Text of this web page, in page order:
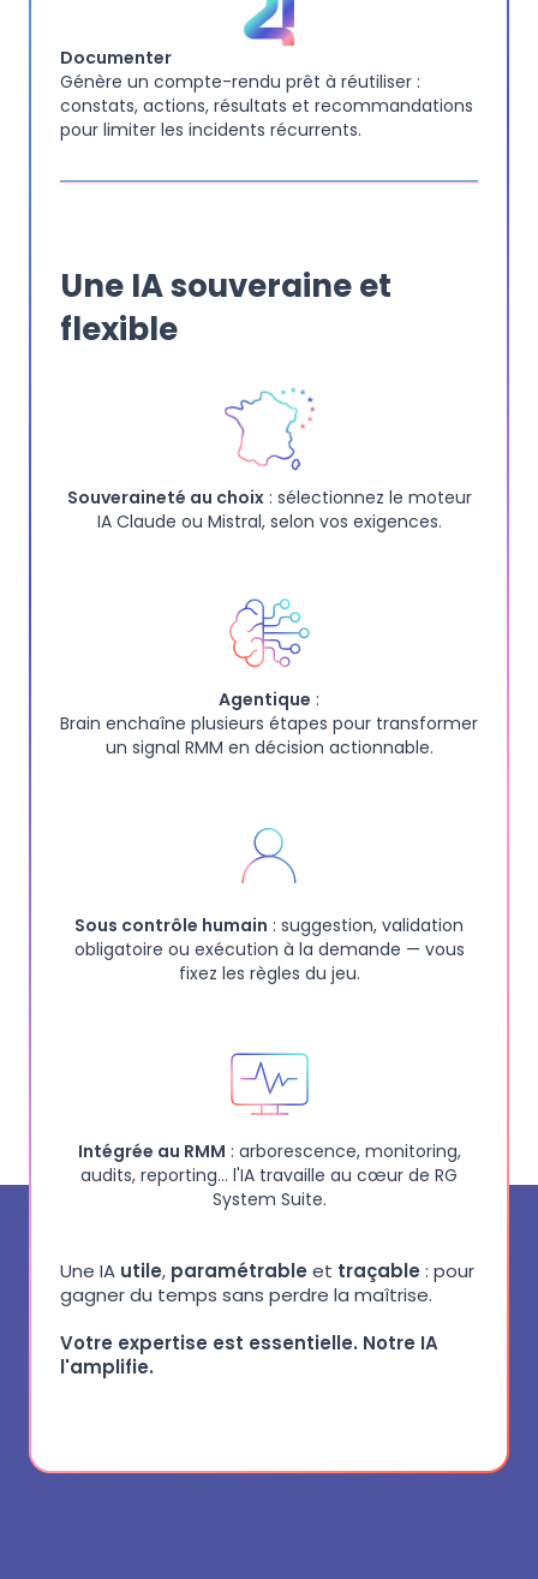
Documenter
Génère un compte-rendu prêt à réutiliser :
constats, actions, résultats et recommandations
pour limiter les incidents récurrents.
Une IA souveraine et
flexible
Souveraineté au choix: sélectionnez le moteur
IA Claude ou Mistral, selon vos exigences.
Agentique :
Brain enchaîne plusieurs étapes pour transformer
un signal RMM en décision actionnable.
Sous contrôle humain : suggestion, validation
obligatoire ou exécution à la demande — vous
fixez les règles du jeu.
Intégrée au RMM : arborescence, monitoring,
audits, reporting… l'IA travaille au cœur de RG
System Suite.
Une IA utile, paramétrable et traçable : pour
gagner du temps sans perdre la maîtrise.
Votre expertise est essentielle. Notre IA
l'amplifie.